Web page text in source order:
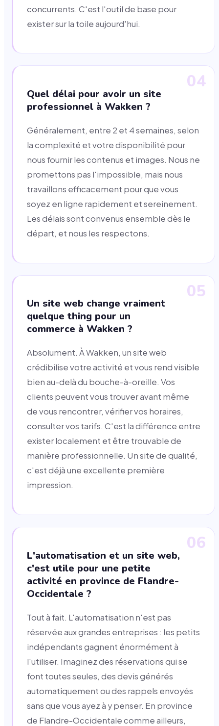
concurrents. C'est l'outil de base pour
exister sur la toile aujourd'hui.
04
Quel délai pour avoir un site
professionnel à Wakken ?
Généralement, entre 2 et 4 semaines, selon
la complexité et votre disponibilité pour
nous fournir les contenus et images. Nous ne
promettons pas l'impossible, mais nous
travaillons efficacement pour que vous
soyez en ligne rapidement et sereinement.
Les délais sont convenus ensemble dès le
départ, et nous les respectons.
05
Un site web change vraiment
quelque thing pour un
commerce à Wakken ?
Absolument. À Wakken, un site web
crédibilise votre activité et vous rend visible
bien au-delà du bouche-à-oreille. Vos
clients peuvent vous trouver avant même
de vous rencontrer, vérifier vos horaires,
consulter vos tarifs. C'est la différence entre
exister localement et être trouvable de
manière professionnelle. Un site de qualité,
c'est déjà une excellente première
impression.
06
L'automatisation et un site web,
c'est utile pour une petite
activité en province de Flandre-
Occidentale ?
Tout à fait. L'automatisation n'est pas
réservée aux grandes entreprises : les petits
indépendants gagnent énormément à
l'utiliser. Imaginez des réservations qui se
font toutes seules, des devis générés
automatiquement ou des rappels envoyés
sans que vous ayez à y penser. En province
de Flandre-Occidentale comme ailleurs,